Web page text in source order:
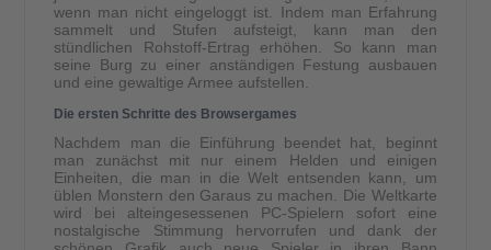
wenn man nicht eingeloggt ist. Indem man Erfahrung
sammelt und Stufen aufsteigt, kann man den
stündlichen Rohstoff-Ertrag erhöhen. So kann man
seine Burg zu einer anständigen Festung ausbauen
und eine gewaltige Armee aufstellen.
Die ersten Schritte des Browsergames
Nachdem man die Einführung beendet hat, beginnt
man zunächst mit nur einem Helden und einigen
Einheiten, die man in die Welt entsenden kann, um
üblen Monstern den Garaus zu machen. Die Weltkarte
wird bei alteingesessenen PC-Spielern sofort eine
nostalgische Stimmung hervorrufen und dank der